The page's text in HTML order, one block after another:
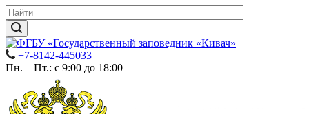
+7-8142-445033
Пн. – Пт.: с 9:00 до 18:00